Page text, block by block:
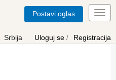
Srbija Uloguj se / Registracija
Postavi oglas